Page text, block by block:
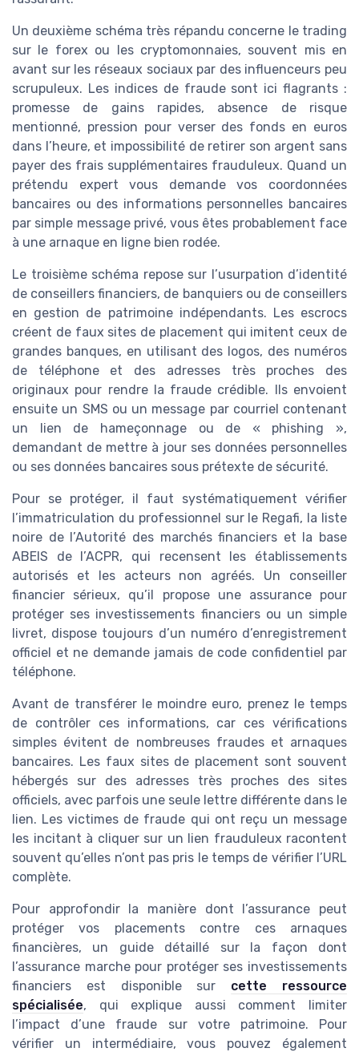
Un deuxième schéma très répandu concerne le trading
sur le forex ou les cryptomonnaies, souvent mis en
avant sur les réseaux sociaux par des influenceurs peu
scrupuleux. Les indices de fraude sont ici flagrants :
promesse de gains rapides, absence de risque
mentionné, pression pour verser des fonds en euros
dans l’heure, et impossibilité de retirer son argent sans
payer des frais supplémentaires frauduleux. Quand un
prétendu expert vous demande vos coordonnées
bancaires ou des informations personnelles bancaires
par simple message privé, vous êtes probablement face
à une arnaque en ligne bien rodée.
Le troisième schéma repose sur l’usurpation d’identité
de conseillers financiers, de banquiers ou de conseillers
en gestion de patrimoine indépendants. Les escrocs
créent de faux sites de placement qui imitent ceux de
grandes banques, en utilisant des logos, des numéros
de téléphone et des adresses très proches des
originaux pour rendre la fraude crédible. Ils envoient
ensuite un SMS ou un message par courriel contenant
un lien de hameçonnage ou de « phishing »,
demandant de mettre à jour ses données personnelles
ou ses données bancaires sous prétexte de sécurité.
Pour se protéger, il faut systématiquement vérifier
l’immatriculation du professionnel sur le Regafi, la liste
noire de l’Autorité des marchés financiers et la base
ABEIS de l’ACPR, qui recensent les établissements
autorisés et les acteurs non agréés. Un conseiller
financier sérieux, qu’il propose une assurance pour
protéger ses investissements financiers ou un simple
livret, dispose toujours d’un numéro d’enregistrement
officiel et ne demande jamais de code confidentiel par
téléphone.
Avant de transférer le moindre euro, prenez le temps
de contrôler ces informations, car ces vérifications
simples évitent de nombreuses fraudes et arnaques
bancaires. Les faux sites de placement sont souvent
hébergés sur des adresses très proches des sites
officiels, avec parfois une seule lettre différente dans le
lien. Les victimes de fraude qui ont reçu un message
les incitant à cliquer sur un lien frauduleux racontent
souvent qu’elles n’ont pas pris le temps de vérifier l’URL
complète.
Pour approfondir la manière dont l’assurance peut
protéger vos placements contre ces arnaques
financières, un guide détaillé sur la façon dont
l’assurance marche pour protéger ses investissements
financiers est disponible sur cette ressource
spécialisée, qui explique aussi comment limiter
l’impact d’une fraude sur votre patrimoine. Pour
vérifier un intermédiaire, vous pouvez également